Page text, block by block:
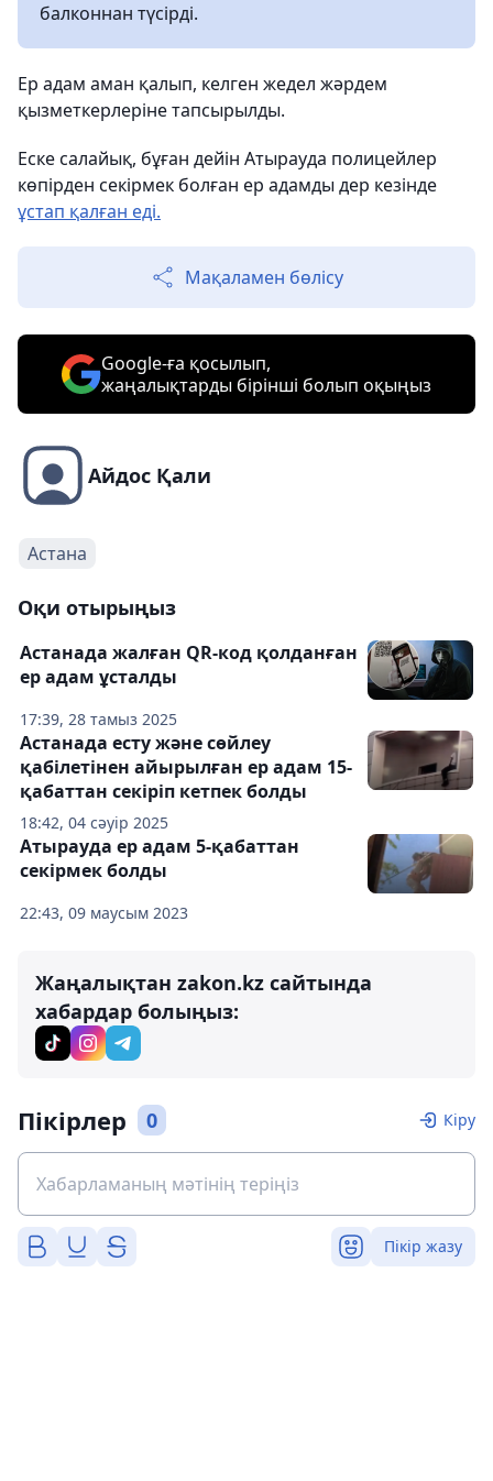
балконнан түсірді.
Ер адам аман қалып, келген жедел жәрдем
қызметкерлеріне тапсырылды.
Еске салайық, бұған дейін Атырауда полицейлер
көпірден секірмек болған ер адамды дер кезінде
ұстап қалған еді.
Мақаламен бөлісу
Google-ға қосылып,
жаңалықтарды бірінші болып оқыңыз
Айдос Қали
Астана
Оқи отырыңыз
17:39, 28 тамыз 2025
Астанада жалған QR-код қолданған
ер адам ұсталды
18:42, 04 сәуір 2025
Астанада есту және сөйлеу
қабілетінен айырылған ер адам 15-
қабаттан секіріп кетпек болды
22:43, 09 маусым 2023
Атырауда ер адам 5-қабаттан
секірмек болды
Жаңалықтан zakon.kz сайтында
хабардар болыңыз:
Пікірлер 0 Кіру
Пікір жазу